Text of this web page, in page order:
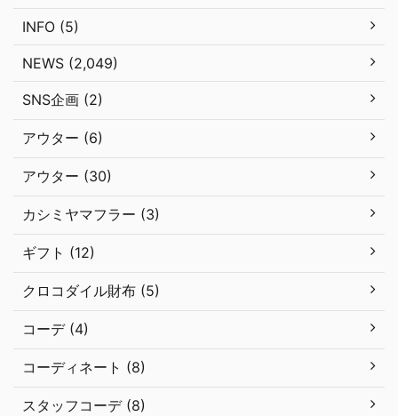
INFO (5)
NEWS (2,049)
SNS企画 (2)
アウター (6)
アウター (30)
カシミヤマフラー (3)
ギフト (12)
クロコダイル財布 (5)
コーデ (4)
コーディネート (8)
スタッフコーデ (8)